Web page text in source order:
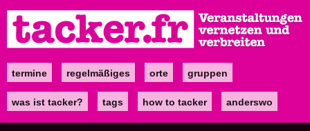
zum
Inhalt
Maintermine regelmäßiges orte gruppen
was ist tacker? tags how to tacker anderswo